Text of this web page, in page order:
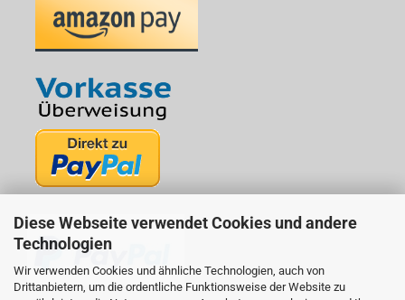
Diese Webseite verwendet Cookies und andere
Technologien
Wir verwenden Cookies und ähnliche Technologien, auch von
Drittanbietern, um die ordentliche Funktionsweise der Website zu